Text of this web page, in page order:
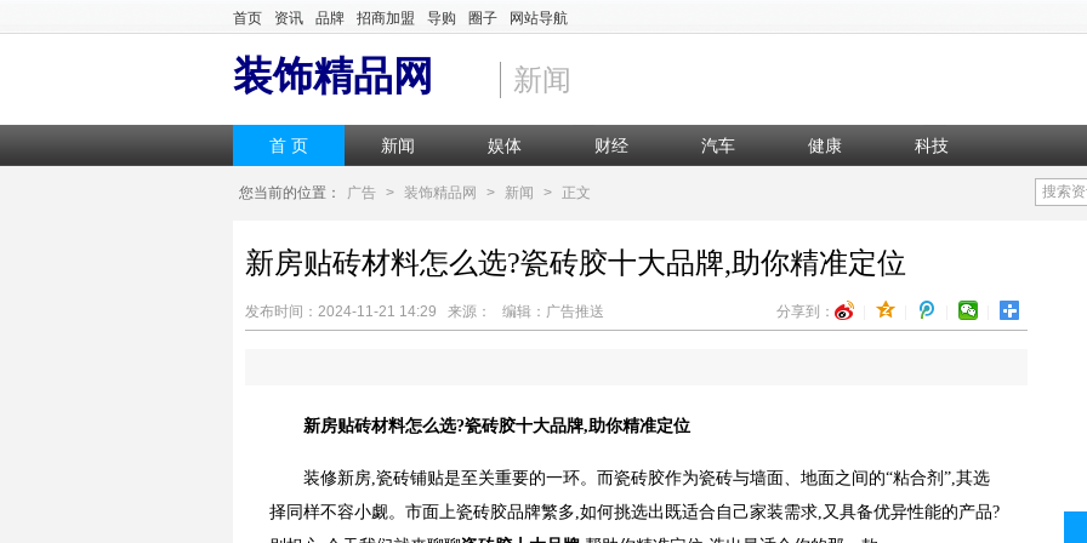
首页 资讯 品牌 招商加盟 导购 圈子 网站导航
装饰精品网 新闻
首 页 新闻 娱体 财经 汽车 健康 科技
您当前的位置： 广告 > 装饰精品网 > 新闻 > 正文 搜索
新房贴砖材料怎么选?瓷砖胶十大品牌,助你精准定位
分享到：
发布时间：2024-11-21 14:29 来源： 编辑：广告推送
新房贴砖材料怎么选?瓷砖胶十大品牌,助你精准定位
装修新房,瓷砖铺贴是至关重要的一环。而瓷砖胶作为瓷砖与墙面、地面之间的“粘合剂”,其选
择同样不容小觑。市面上瓷砖胶品牌繁多,如何挑选出既适合自己家装需求,又具备优异性能的产品?